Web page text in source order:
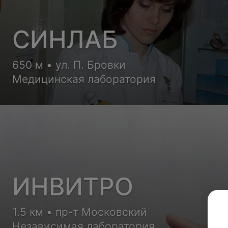
СИНЛАБ
650 м • ул. П. Бровки
Медицинская лаборатория
ИНВИТРО
1.5 км • пр-т Московский